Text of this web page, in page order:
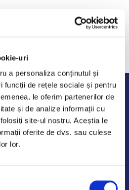
uri
a personaliza conținutul și
funcții de rețele sociale și pentru
le oferim partenerilor de
și de analize informații cu
site-ul nostru. Aceștia le
oferite de dvs. sau culese
lor.
14:00